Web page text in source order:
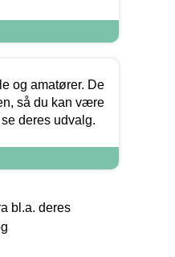
og amatører. De
så du kan være
deres udvalg.
bl.a. deres